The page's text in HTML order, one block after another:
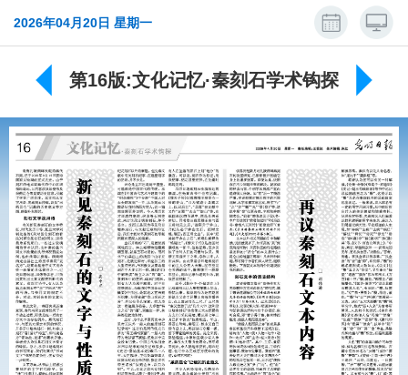
2026年04月20日 星期一
第16版:文化记忆·秦刻石学术钩探